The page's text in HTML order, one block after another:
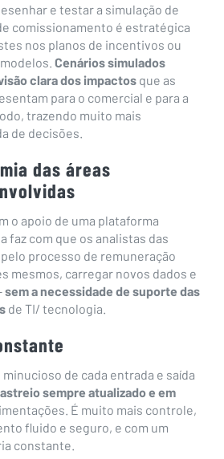
e testar a simulação de
comissionamento é estratégica
nos planos de incentivos ou
Cenários simulados
clara dos impactos que as
para o comercial e para a
trazendo muito mais
de decisões.
das áreas
o apoio de uma plataforma
faz com que os analistas das
processo de remuneração
mesmos, carregar novos dados e
sem a necessidade de suporte das
de TI/ tecnologia.
de cada entrada e saída
sempre atualizado e em
É muito mais controle,
fluido e seguro, e com um
constante.